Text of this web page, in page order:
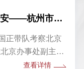
结合，为推进教
坚实的人才支撑
政企联动谋发展 浙商聚势兴临安——杭州市临安区领导一行莅临北京浙江企业商会考察交流
正带队考察北京
京办事处副主任
查看详情